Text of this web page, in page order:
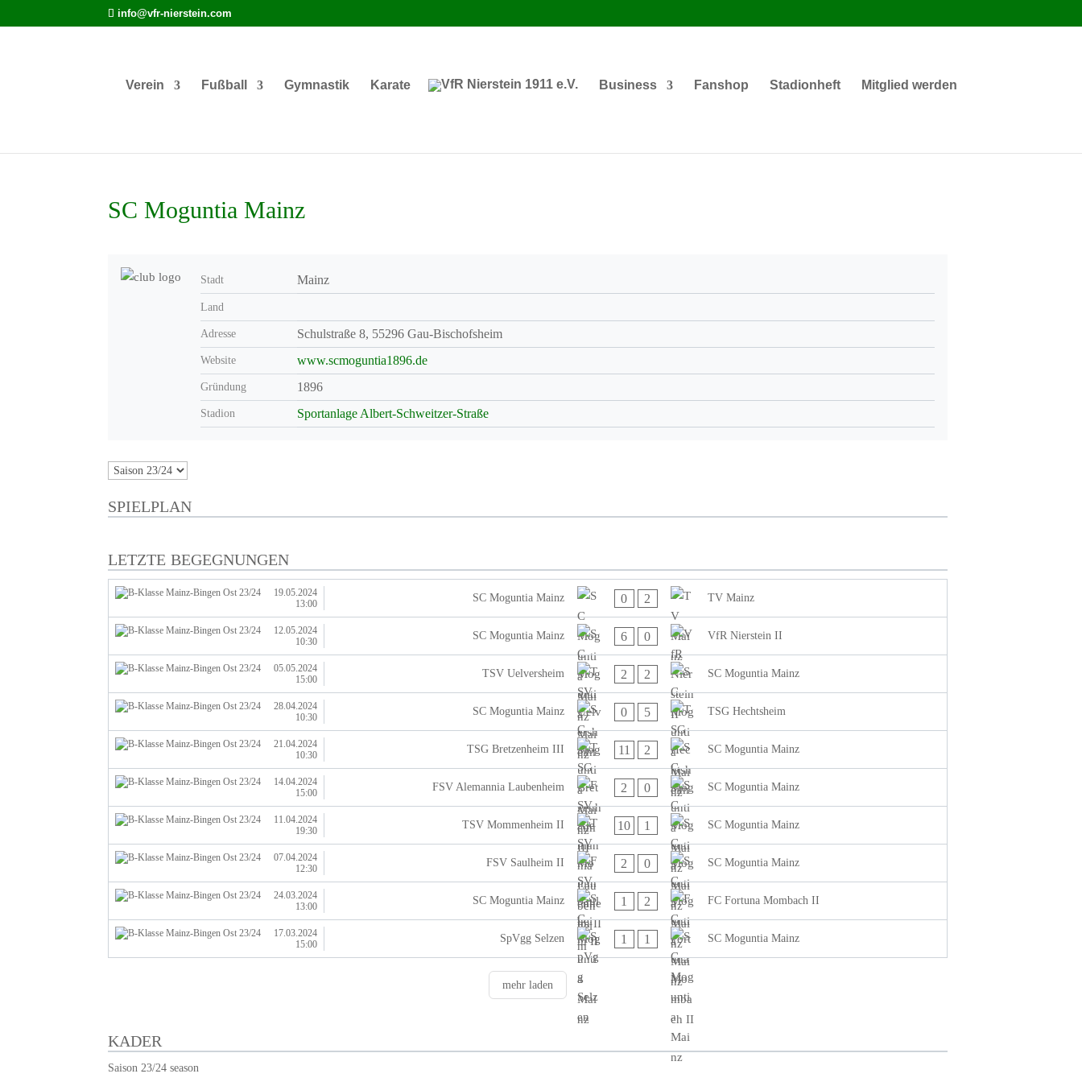
info@vfr-nierstein.com
Verein Fußball Gymnastik Karate Business Fanshop Stadionheft Mitglied werden
SC Moguntia Mainz
Stadt Mainz
Land
Adresse Schulstraße 8, 55296 Gau-Bischofsheim
Website www.scmoguntia1896.de
Gründung 1896
Stadion Sportanlage Albert-Schweitzer-Straße
SPIELPLAN
LETZTE BEGEGNUNGEN
19.05.2024
13:00
SC Moguntia Mainz 0 2 TV Mainz
12.05.2024
10:30
SC Moguntia Mainz 6 0 VfR Nierstein II
05.05.2024
15:00
TSV Uelversheim 2 2 SC Moguntia Mainz
28.04.2024
10:30
SC Moguntia Mainz 0 5 TSG Hechtsheim
21.04.2024
10:30
TSG Bretzenheim III 11 2 SC Moguntia Mainz
14.04.2024
15:00
FSV Alemannia Laubenheim 2 0 SC Moguntia Mainz
11.04.2024
19:30
TSV Mommenheim II 10 1 SC Moguntia Mainz
07.04.2024
12:30
FSV Saulheim II 2 0 SC Moguntia Mainz
24.03.2024
13:00
SC Moguntia Mainz 1 2 FC Fortuna Mombach II
17.03.2024
15:00
SpVgg Selzen 1 1 SC Moguntia Mainz
mehr laden
KADER
Saison 23/24 season